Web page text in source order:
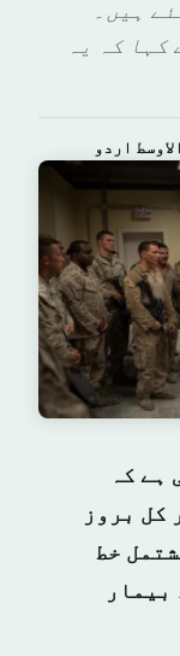
ہوگئے ہیں۔
کہا کہ یہ
اردو
ہے کہ
کل بروز
خط
11 افراد بیمار